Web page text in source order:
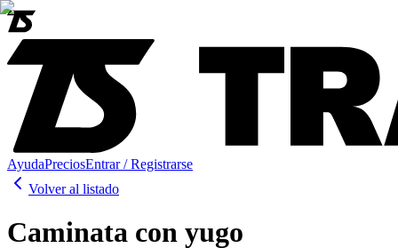
AyudaPreciosEntrar / Registrarse
Volver al listado
Caminata con yugo